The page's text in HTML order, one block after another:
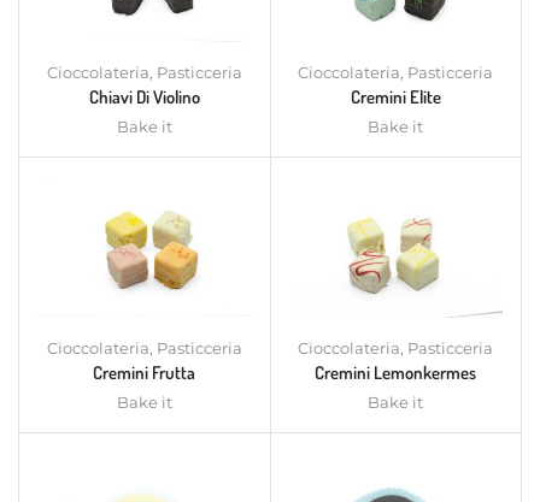
Cioccolateria, Pasticceria
Chiavi Di Violino
Bake it
Cioccolateria, Pasticceria
Cremini Elite
Bake it
Cioccolateria, Pasticceria
Cremini Frutta
Bake it
Cioccolateria, Pasticceria
Cremini Lemonkermes
Bake it